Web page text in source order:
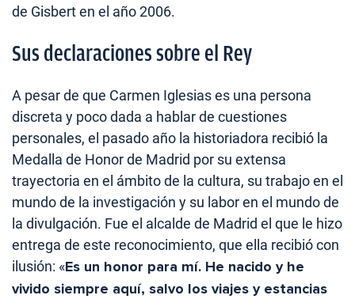
de Gisbert en el año 2006.
Sus declaraciones sobre el Rey
A pesar de que Carmen Iglesias es una persona
discreta y poco dada a hablar de cuestiones
personales, el pasado año la historiadora recibió la
Medalla de Honor de Madrid por su extensa
trayectoria en el ámbito de la cultura, su trabajo en el
mundo de la investigación y su labor en el mundo de
la divulgación. Fue el alcalde de Madrid el que le hizo
entrega de este reconocimiento, que ella recibió con
ilusión: «Es un honor para mí. He nacido y he
vivido siempre aquí, salvo los viajes y estancias